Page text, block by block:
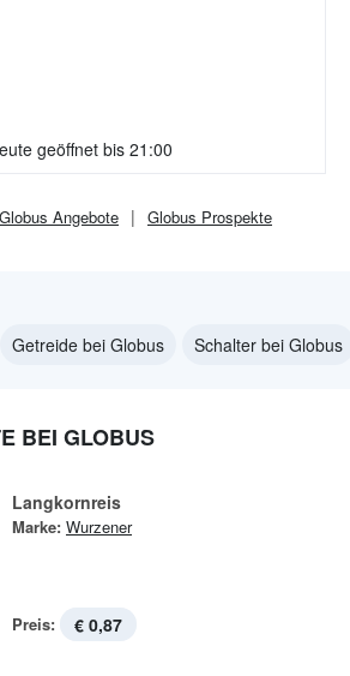
geöffnet bis 21:00
Globus Angebote Globus Prospekte
Getreide bei Globus Schalter bei Globus
BEI GLOBUS
Langkornreis
Marke: Wurzener
Preis: € 0,87